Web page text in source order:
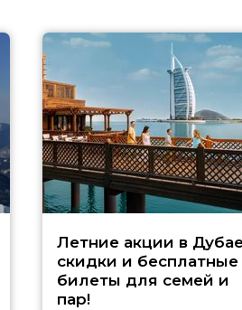
Летние акции в
скидки и бесплатные
билеты для семей и
пар!